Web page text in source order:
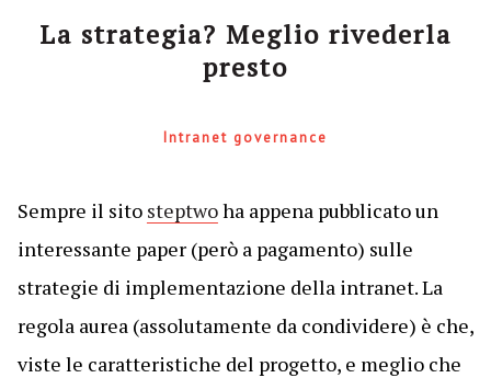
La strategia? Meglio rivederla
presto
Intranet governance
Sempre il sito steptwoha appena pubblicato un
interessante paper (però a pagamento) sulle
strategie di implementazione della intranet. La
regola aurea (assolutamente da condividere) è che,
viste le caratteristiche del progetto, e meglio che